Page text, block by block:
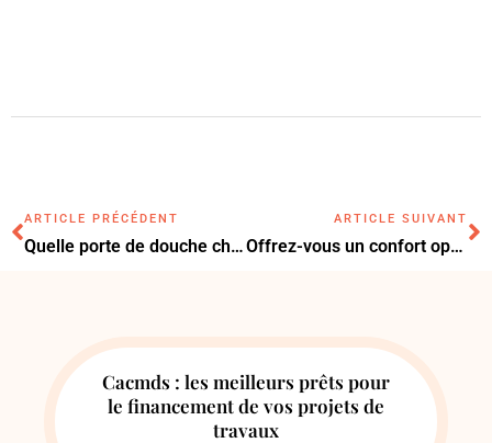
ARTICLE PRÉCÉDENT
Quelle porte de douche choisir pour une salle de bain contemporaine ?
ARTICLE SUIVANT
Offrez-vous un confort optimal en choisissant un canapé convertible
Cacmds : les meilleurs prêts pour
le financement de vos projets de
travaux